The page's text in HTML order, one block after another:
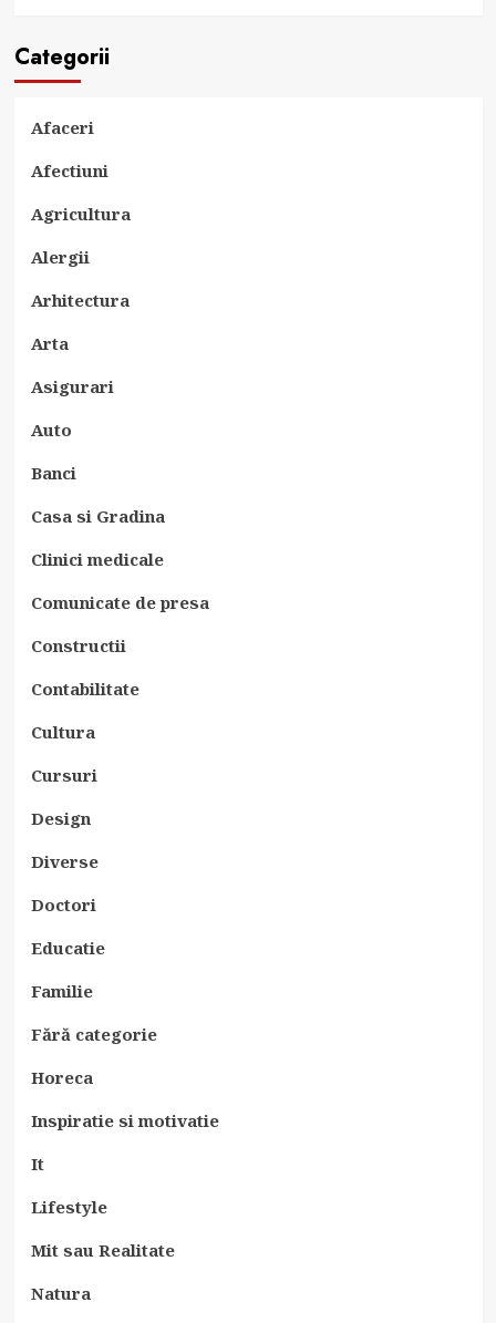
Categorii
Afaceri
Afectiuni
Agricultura
Alergii
Arhitectura
Arta
Asigurari
Auto
Banci
Casa si Gradina
Clinici medicale
Comunicate de presa
Constructii
Contabilitate
Cultura
Cursuri
Design
Diverse
Doctori
Educatie
Familie
Fără categorie
Horeca
Inspiratie si motivatie
It
Lifestyle
Mit sau Realitate
Natura